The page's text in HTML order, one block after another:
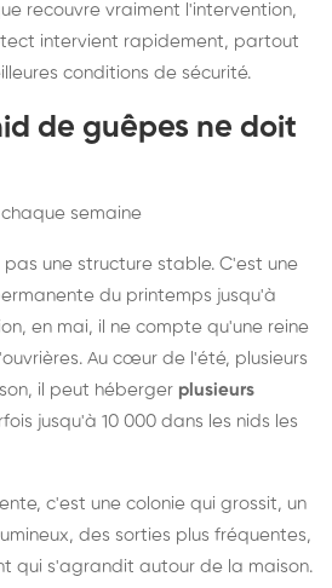
recouvre vraiment l'intervention,
intervient rapidement, partout
conditions de sécurité.
de guêpes ne doit
semaine
une structure stable. C'est une
du printemps jusqu'à
en mai, il ne compte qu'une reine
Au cœur de l'été, plusieurs
il peut héberger plusieurs
jusqu'à 10 000 dans les nids les
c'est une colonie qui grossit, un
des sorties plus fréquentes,
qui s'agrandit autour de la maison.